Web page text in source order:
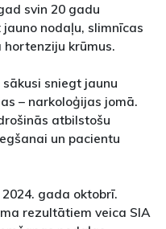
svin 20 gadu
nodaļu, slimnīcas
krūmus.
sniegt jaunu
– narkoloģijas jomā.
atbilstošu
un pacientu
gada oktobrī.
rezultātiem veica SIA